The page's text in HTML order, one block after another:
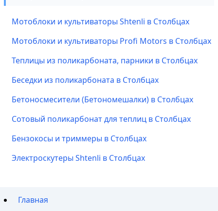
Мотоблоки и культиваторы Shtenli в Столбцах
Мотоблоки и культиваторы Profi Motors в Столбцах
Теплицы из поликарбоната, парники в Столбцах
Беседки из поликарбоната в Столбцах
Бетоносмесители (Бетономешалки) в Столбцах
Сотовый поликарбонат для теплиц в Столбцах
Бензокосы и триммеры в Столбцах
Электроскутеры Shtenli в Столбцах
Главная